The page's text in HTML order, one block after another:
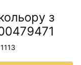
з
1113